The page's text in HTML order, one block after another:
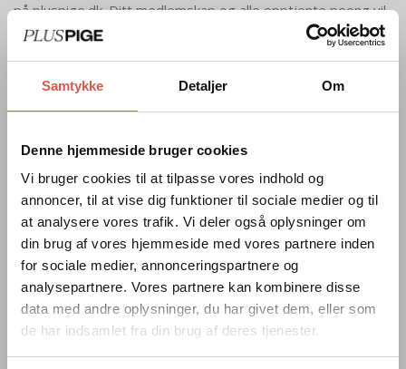
Samtykke Detaljer Om
Denne hjemmeside bruger cookies
Vi bruger cookies til at tilpasse vores indhold og
annoncer, til at vise dig funktioner til sociale medier og til
at analysere vores trafik. Vi deler også oplysninger om
din brug af vores hjemmeside med vores partnere inden
for sociale medier, annonceringspartnere og
analysepartnere. Vores partnere kan kombinere disse
data med andre oplysninger, du har givet dem, eller som
de har indsamlet fra din brug af deres tjenester.
på pluspige.dk. Ditt medlemskap og alle opptjente poeng vil,
hvis det er aktuelt, fortsatt kunne brukes innen den angitte
Ikke-materielle endringer og endringer i fordelen din kan
implementeres uten varsel.
Hvis du ikke lenger ønsker å være medlem av Pluspige Plus,
kan du melde deg av ved å kontakte vår kundeservice på
support@pluspige.dk. Hvis du melder deg av, vil du miste
alle opptjente poeng som du ennå ikke har brukt. Samtidig
mister du retten til å løse inn eventuelle bonusgaver,
premier eller løse inn premiebevis eller medlemsfordeler, da
dette krever gyldig medlemskap.
Du vil automatisk bli avmeldt Pluspige Plus hvis du ikke har
tjent opp poeng i Pluspige på 2½ år og dine siste poeng har